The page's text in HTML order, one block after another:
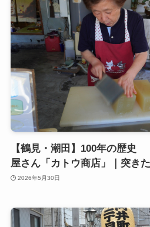
【鶴見・潮田】100年の歴
屋さん「カトウ商店」｜突き
2026年5月30日